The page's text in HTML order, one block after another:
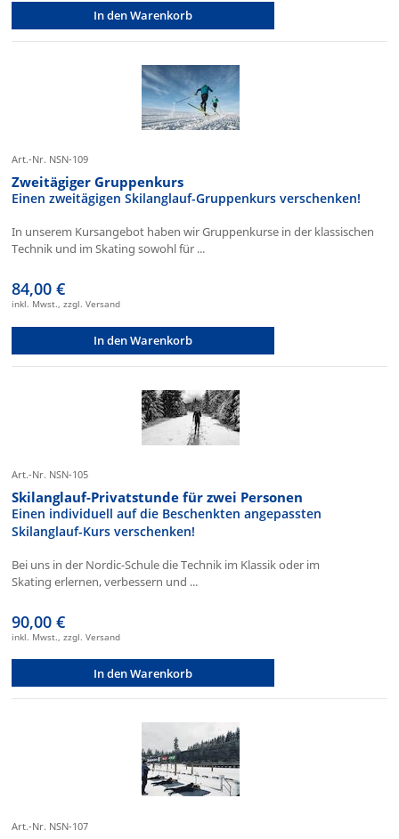
In den Warenkorb
Art.-Nr. NSN-109
Zweitägiger Gruppenkurs
Einen zweitägigen Skilanglauf-Gruppenkurs verschenken!
In unserem Kursangebot haben wir Gruppenkurse in der klassischen
Technik und im Skating sowohl für ...
84,00 €
inkl. Mwst., zzgl. Versand
In den Warenkorb
Art.-Nr. NSN-105
Skilanglauf-Privatstunde für zwei Personen
Einen individuell auf die Beschenkten angepassten
Skilanglauf-Kurs verschenken!
Bei uns in der Nordic-Schule die Technik im Klassik oder im
Skating erlernen, verbessern und ...
90,00 €
inkl. Mwst., zzgl. Versand
In den Warenkorb
Art.-Nr. NSN-107